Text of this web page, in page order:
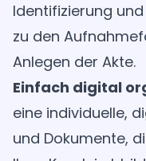
Identifizierung
zu den
Anlegen der Akte.
Einfach digital
eine individuelle,
und Dokumente,